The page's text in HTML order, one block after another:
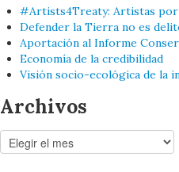
#Artists4Treaty: Artistas por
Defender la Tierra no es
Aportación al Informe
Economía de la credibilidad
Visión socio-ecológica de la
Archivos
Archivos